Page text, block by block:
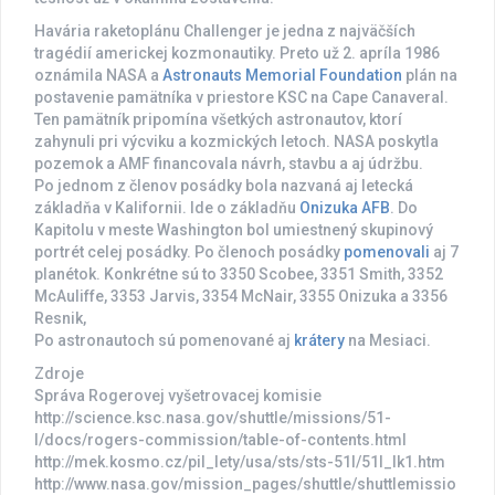
Havária raketoplánu Challenger je jedna z najväčších
tragédií americkej kozmonautiky. Preto už 2. apríla 1986
oznámila NASA a Astronauts Memorial Foundation plán na
postavenie pamätníka v priestore KSC na Cape Canaveral.
Ten pamätník pripomína všetkých astronautov, ktorí
zahynuli pri výcviku a kozmických letoch. NASA poskytla
pozemok a AMF financovala návrh, stavbu a aj údržbu.
Po jednom z členov posádky bola nazvaná aj letecká
základňa v Kalifornii. Ide o základňu Onizuka AFB. Do
Kapitolu v meste Washington bol umiestnený skupinový
portrét celej posádky. Po členoch posádky pomenovali aj 7
planétok. Konkrétne sú to 3350 Scobee, 3351 Smith, 3352
McAuliffe, 3353 Jarvis, 3354 McNair, 3355 Onizuka a 3356
Resnik,
Po astronautoch sú pomenované aj krátery na Mesiaci.
Zdroje
Správa Rogerovej vyšetrovacej komisie
http://science.ksc.nasa.gov/shuttle/missions/51-
l/docs/rogers-commission/table-of-contents.html
http://mek.kosmo.cz/pil_lety/usa/sts/sts-51l/51l_lk1.htm
http://www.nasa.gov/mission_pages/shuttle/shuttlemissio